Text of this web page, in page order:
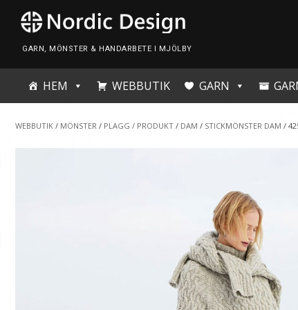
content
GARN, MÖNSTER & HANDARBETE I MJÖLBY
HEM WEBBUTIK GARN
WEBBUTIK / MÖNSTER / PLAGG / PRODUKT / DAM / STICKMÖNSTER DAM /